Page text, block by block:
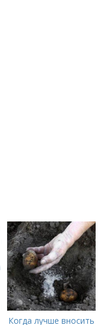
Когда лучше вносить